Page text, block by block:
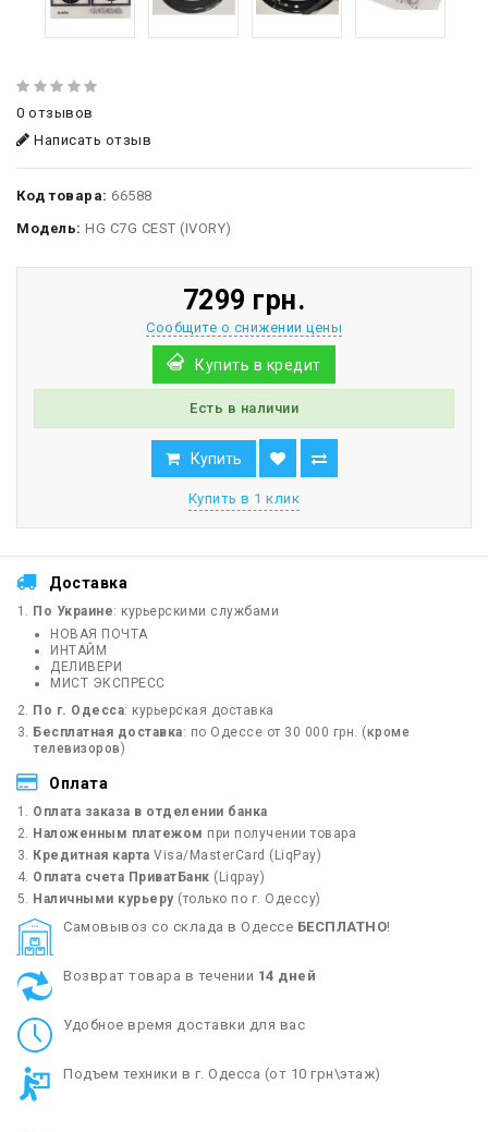
0 отзывов
Написать отзыв
Код товара: 66588
Модель: HG C7G CEST (IVORY)
7299 грн.
Сообщите о снижении цены
Купить в кредит
Есть в наличии
Купить
Купить в 1 клик
Доставка
По Украине: курьерскими службами
НОВАЯ ПОЧТА
ИНТАЙМ
ДЕЛИВЕРИ
МИСТ ЭКСПРЕСС
По г. Одесса: курьерская доставка
Бесплатная доставка: по Одессе от 30 000 грн. (кроме
телевизоров)
Оплата
Оплата заказа в отделении банка
Наложенным платежом при получении товара
Кредитная карта Visa/MasterCard (LiqPay)
Оплата счета ПриватБанк (Liqpay)
Наличными курьеру(только по г. Одессу)
Cамовывоз со склада в Одессе БЕСПЛАТНО!
Возврат товара в течении 14 дней
Удобное время доставки для вас
Подъем техники в г. Одесса (от 10 грн\этаж)